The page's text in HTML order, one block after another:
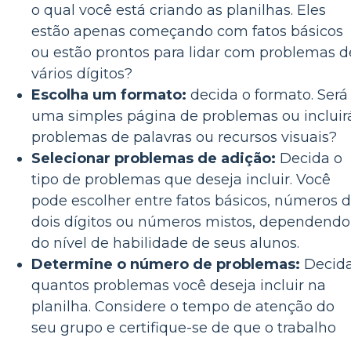
o qual você está criando as planilhas. Eles
estão apenas começando com fatos básicos
ou estão prontos para lidar com problemas
vários dígitos?
Escolha um formato: decida o formato. Será
uma simples página de problemas ou
problemas de palavras ou recursos visuais?
Selecionar problemas de adição: Decida o
tipo de problemas que deseja incluir. Você
pode escolher entre fatos básicos, números
dois dígitos ou números mistos, dependendo
do nível de habilidade de seus alunos.
Determine o número de problemas:
quantos problemas você deseja incluir na
planilha. Considere o tempo de atenção do
seu grupo e certifique-se de que o trabalho